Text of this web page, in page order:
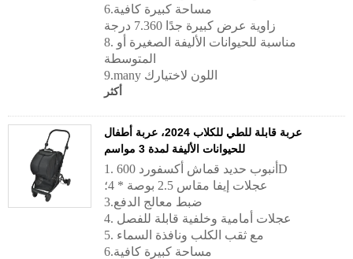
6.مساحة كبيرة كافية
زاوية عرض كبيرة جدًا 7.360 درجة
8. مناسبة للحيوانات الأليفة الصغيرة أو
المتوسطة
9.many اللون لاختيارك
أكثر
عربة قابلة للطي للكلاب 2024، عربة أطفال
للحيوانات الأليفة لمدة 3 مواسم
1. أنبوب حديد قماش أكسفورد 600D
عجلات إيفا مقاس 2.5 بوصة * 4؛
3.ضبط معالج الدفع
4. عجلات أمامية وخلفية قابلة للفصل
5. مع ثقب الكلب ونافذة السماء
6.مساحة كبيرة كافية